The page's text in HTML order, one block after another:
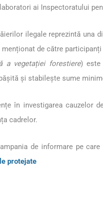
ai Inspectoratului
ilegale reprezintă
de către
a vegetației forestiere) este
și stabilește sume
în investigarea cauzelor
cadrelor.
de informare pe
protejate